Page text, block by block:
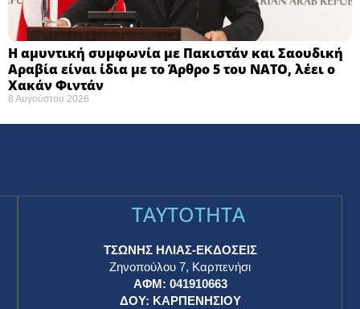
Η αμυντική συμφωνία με Πακιστάν και Σαουδική
Αραβία είναι ίδια με το Άρθρο 5 του ΝΑΤΟ, λέει ο
Χακάν Φιντάν
8 Αυγούστου 2026
TAYTOTHTA
ΤΣΩΝΗΣ ΗΛΙΑΣ-ΕΚΔΟΣΕΙΣ
Ζηνοπούλου 7, Καρπενήσι
ΑΦΜ: 041910663
ΔΟΥ: ΚΑΡΠΕΝΗΣΙΟΥ